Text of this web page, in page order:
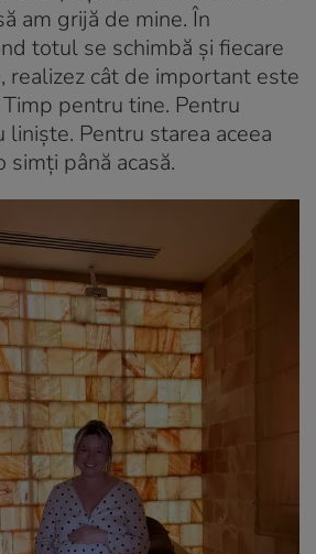
am grijă de mine. În
totul se schimbă și fiecare
realizez cât de important este
pentru tine. Pentru
liniște. Pentru starea aceea
simți până acasă.